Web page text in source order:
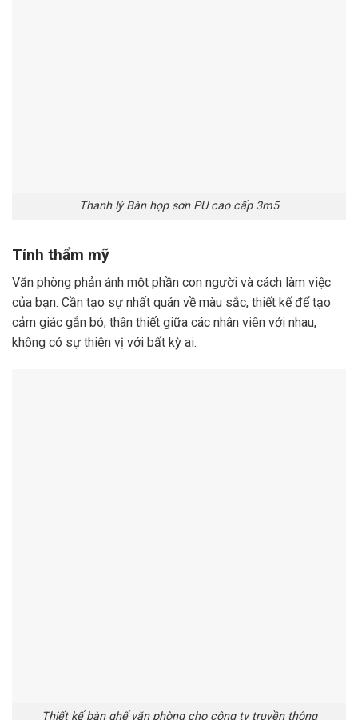
Thanh lý Bàn họp sơn PU cao cấp 3m5
Tính thẩm mỹ
Văn phòng phản ánh một phần con người và cách làm việc
của bạn. Cần tạo sự nhất quán về màu sắc, thiết kế để tạo
cảm giác gắn bó, thân thiết giữa các nhân viên với nhau,
không có sự thiên vị với bất kỳ ai.
Thiết kế bàn ghế văn phòng cho công ty truyền thông